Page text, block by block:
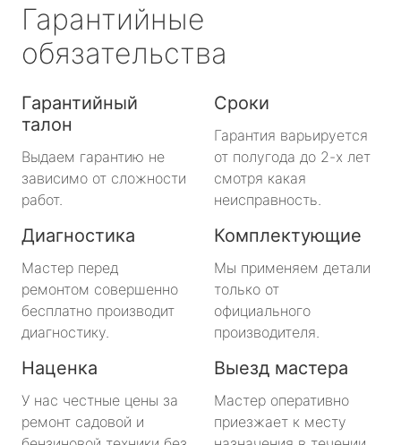
Гарантийные
обязательства
Гарантийный
талон
Выдаем гарантию не
зависимо от сложности
работ.
Сроки
Гарантия варьируется
от полугода до 2-х лет
смотря какая
неисправность.
Диагностика
Мастер перед
ремонтом совершенно
бесплатно производит
диагностику.
Комплектующие
Мы применяем детали
только от
официального
производителя.
Наценка
У нас честные цены за
ремонт садовой и
Выезд мастера
Мастер оперативно
приезжает к месту